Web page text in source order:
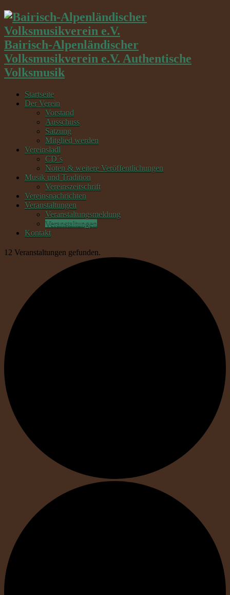
Bairisch-Alpenländischer
Volksmusikverein e.V. Authentische
Volksmusik
Startseite
Der Verein
Vorstand
Ausschuss
Satzung
Mitglied werden
Vereinsladl
CD´s
Noten & weitere Veröffentlichungen
Musik und Tradition
Vereinszeitschrift
Vereinsnachrichten
Veranstaltungen
Veranstaltungsmeldung
Veranstaltungen
Kontakt
12 Veranstaltungen gefunden.